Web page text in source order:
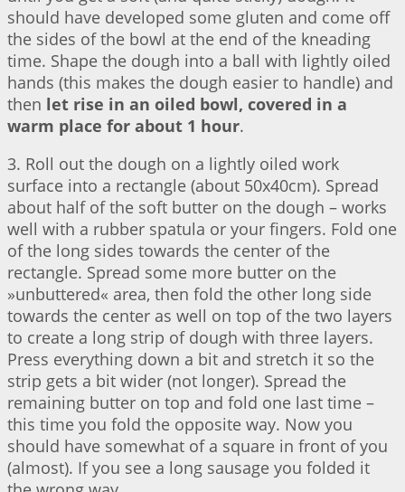
should have developed some gluten and come off
the sides of the bowl at the end of the kneading
time. Shape the dough into a ball with lightly oiled
hands (this makes the dough easier to handle) and
then let rise in an oiled bowl, covered in a
warm place for about 1 hour.
3. Roll out the dough on a lightly oiled work
surface into a rectangle (about 50x40cm). Spread
about half of the soft butter on the dough – works
well with a rubber spatula or your fingers. Fold one
of the long sides towards the center of the
rectangle. Spread some more butter on the
»unbuttered« area, then fold the other long side
towards the center as well on top of the two layers
to create a long strip of dough with three layers.
Press everything down a bit and stretch it so the
strip gets a bit wider (not longer). Spread the
remaining butter on top and fold one last time –
this time you fold the opposite way. Now you
should have somewhat of a square in front of you
(almost). If you see a long sausage you folded it